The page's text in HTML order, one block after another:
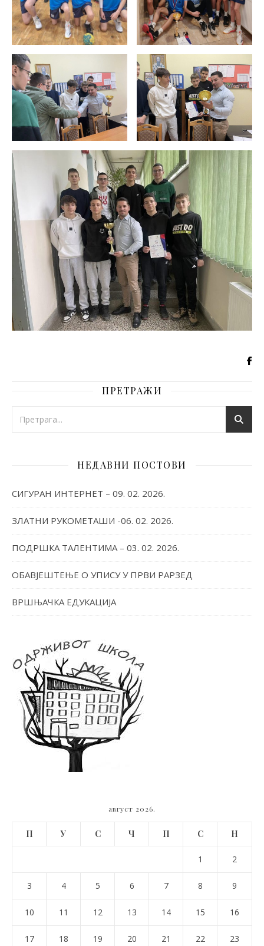
ПРЕТРАЖИ
НЕДАВНИ ПОСТОВИ
СИГУРАН ИНТЕРНЕТ – 09. 02. 2026.
ЗЛАТНИ РУКОМЕТАШИ -06. 02. 2026.
ПОДРШКА ТАЛЕНТИМА – 03. 02. 2026.
ОБАВЈЕШТЕЊЕ О УПИСУ У ПРВИ РАРЗЕД
ВРШЊАЧКА ЕДУКАЦИЈА
август 2026.
П У С Ч П С Н
1 2
3 4 5 6 7 8 9
10 11 12 13 14 15 16
17 18 19 20 21 22 23